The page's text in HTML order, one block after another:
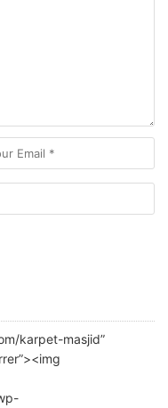
karpet-masjid”